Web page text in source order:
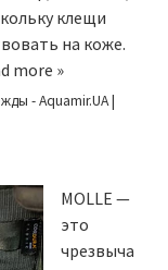
клещи
на коже.
more »
- Aquamir.UA|
MOLLE —
это
чрезвыча